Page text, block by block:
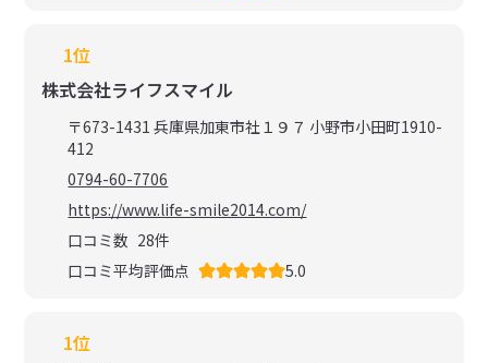
1位
株式会社ライフスマイル
〒673-1431 兵庫県加東市社１９７ 小野市小田町1910-
412
0794-60-7706
https://www.life-smile2014.com/
口コミ数 28件
口コミ平均評価点
5.0
1位